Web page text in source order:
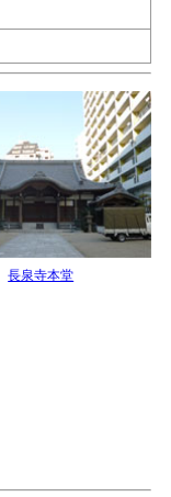
長泉寺本堂